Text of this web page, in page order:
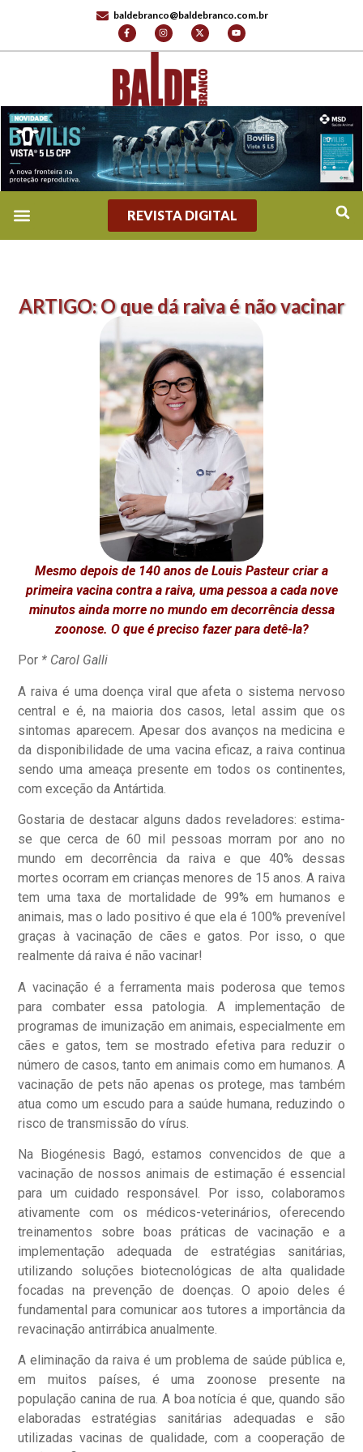
baldebranco@baldebranco.com.br
REVISTA DIGITAL
ARTIGO: O que dá raiva é não vacinar
Mesmo depois de 140 anos de Louis Pasteur criar a
primeira vacina contra a raiva, uma pessoa a cada nove
minutos ainda morre no mundo em decorrência dessa
zoonose. O que é preciso fazer para detê-la?
Por * Carol Galli
A raiva é uma doença viral que afeta o sistema nervoso
central e é, na maioria dos casos, letal assim que os
sintomas aparecem. Apesar dos avanços na medicina e
da disponibilidade de uma vacina eficaz, a raiva continua
sendo uma ameaça presente em todos os continentes,
com exceção da Antártida.
Gostaria de destacar alguns dados reveladores: estima-
se que cerca de 60 mil pessoas morram por ano no
mundo em decorrência da raiva e que 40% dessas
mortes ocorram em crianças menores de 15 anos. A raiva
tem uma taxa de mortalidade de 99% em humanos e
animais, mas o lado positivo é que ela é 100% prevenível
graças à vacinação de cães e gatos. Por isso, o que
realmente dá raiva é não vacinar!
A vacinação é a ferramenta mais poderosa que temos
para combater essa patologia. A implementação de
programas de imunização em animais, especialmente em
cães e gatos, tem se mostrado efetiva para reduzir o
número de casos, tanto em animais como em humanos. A
vacinação de pets não apenas os protege, mas também
atua como um escudo para a saúde humana, reduzindo o
risco de transmissão do vírus.
Na Biogénesis Bagó, estamos convencidos de que a
vacinação de nossos animais de estimação é essencial
para um cuidado responsável. Por isso, colaboramos
ativamente com os médicos-veterinários, oferecendo
treinamentos sobre boas práticas de vacinação e a
implementação adequada de estratégias sanitárias,
utilizando soluções biotecnológicas de alta qualidade
focadas na prevenção de doenças. O apoio deles é
fundamental para comunicar aos tutores a importância da
revacinação antirrábica anualmente.
A eliminação da raiva é um problema de saúde pública e,
em muitos países, é uma zoonose presente na
população canina de rua. A boa notícia é que, quando são
elaboradas estratégias sanitárias adequadas e são
utilizadas vacinas de qualidade, com a cooperação de